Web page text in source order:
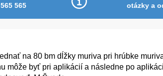
565 otázky a
na 80 bm dĺžky muriva pri hrúbke
môže byť pri aplikácií a následne po